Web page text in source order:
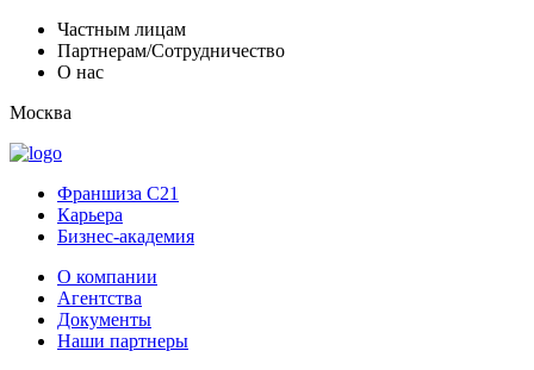
Частным лицам
Партнерам/Сотрудничество
О нас
Москва
Франшиза C21
Карьера
Бизнес-академия
О компании
Агентства
Документы
Наши партнеры